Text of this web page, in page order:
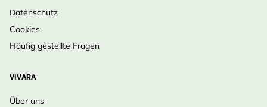
Datenschutz
Cookies
Häufig gestellte Fragen
VIVARA
Über uns